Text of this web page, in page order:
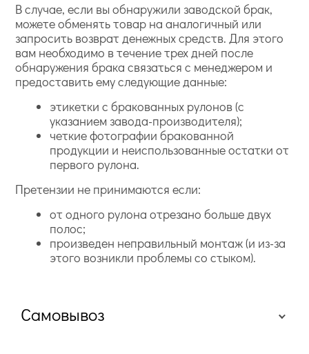
В случае, если вы обнаружили заводской брак,
можете обменять товар на аналогичный или
запросить возврат денежных средств. Для этого
вам необходимо в течение трех дней после
обнаружения брака связаться с менеджером и
предоставить ему следующие данные:
этикетки с бракованных рулонов (с
указанием завода-производителя);
четкие фотографии бракованной
продукции и неиспользованные остатки от
первого рулона.
Претензии не принимаются если:
от одного рулона отрезано больше двух
полос;
произведен неправильный монтаж (и из-за
этого возникли проблемы со стыком).
Самовывоз